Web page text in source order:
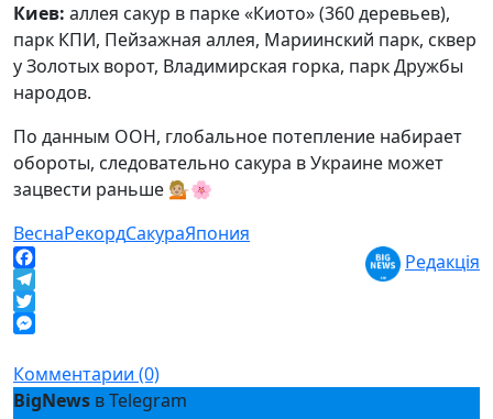
Киев: аллея сакур в парке «Киото» (360 деревьев),
парк КПИ, Пейзажная аллея, Мариинский парк, сквер
у Золотых ворот, Владимирская горка, парк Дружбы
народов.
По данным ООН, глобальное потепление набирает
обороты, следовательно сакура в Украине может
зацвести раньше 💁🏼🌸
ВеснаРекордСакураЯпония
Facebook
Telegram
Twitter
Редакція
Комментарии (0)
BigNews в Telegram